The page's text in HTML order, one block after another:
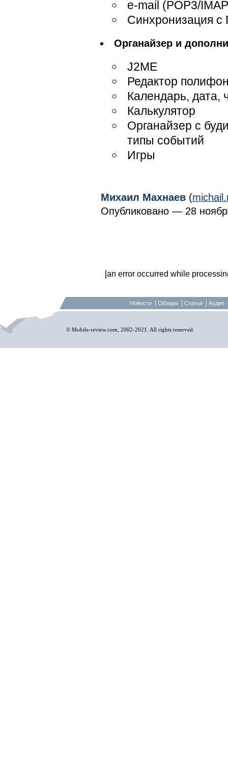
e-mail (POP3/
Синхронизация с
Органайзер и
J2ME
Редактор
Календарь, дата,
Калькулятор
Органайзер с
типы событий
Игры
Михаил Махнаев (
Опубликовано — 28
[an error occurred while
Новости Обзоры Статьи Аудио
© Mobile-review.com, 2002-2021. All rights reserved.